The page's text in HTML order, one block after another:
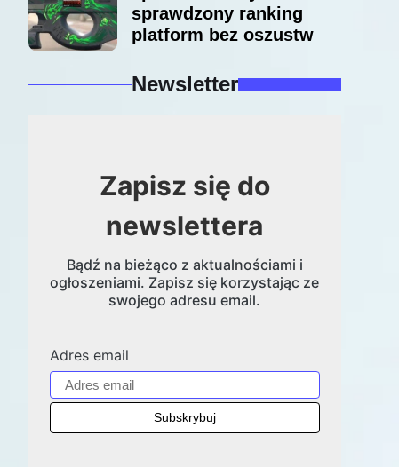
sprawdzony ranking
platform bez oszustw
Newsletter
Zapisz się do
newslettera
Bądź na bieżąco z aktualnościami i
ogłoszeniami. Zapisz się korzystając ze
swojego adresu email.
Adres email